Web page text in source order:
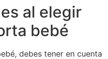
al elegir
bebé
debes tener en cuenta